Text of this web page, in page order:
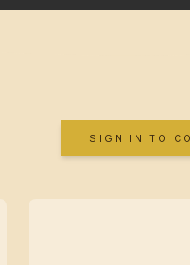
SIGN IN TO